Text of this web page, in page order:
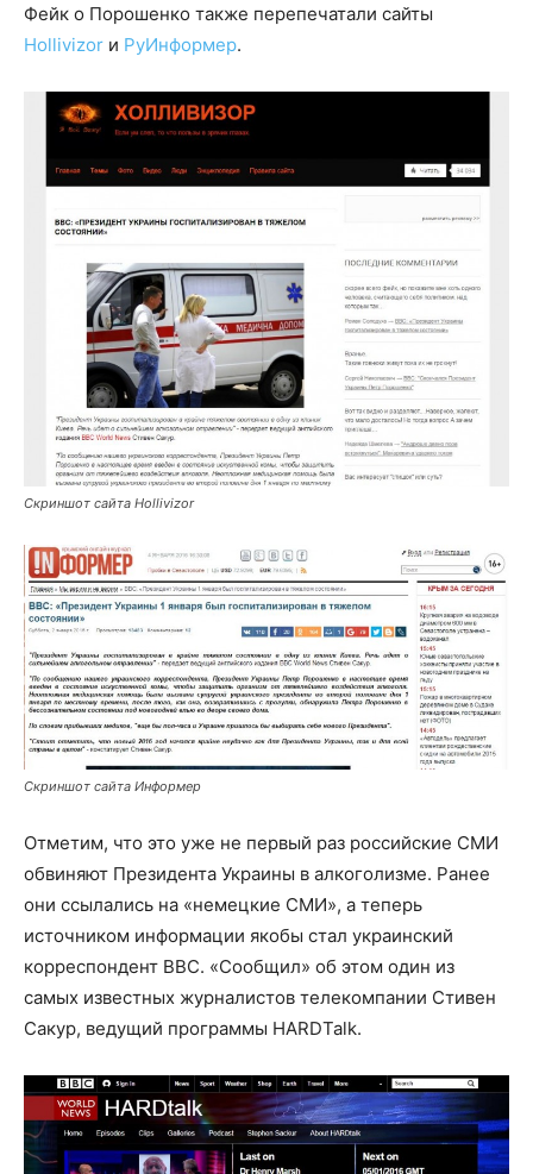
Фейк о Порошенко также перепечатали сайты
Hollivizor и РуИнформер.
Скриншот сайта Hollivizor
Скриншот сайта Информер
Отметим, что это уже не первый раз российские СМИ
обвиняют Президента Украины в алкоголизме. Ранее
они ссылались на «немецкие СМИ», а теперь
источником информации якобы стал украинский
корреспондент BBС. «Сообщил» об этом один из
самых известных журналистов телекомпании Стивен
Сакур, ведущий программы HARDTalk.